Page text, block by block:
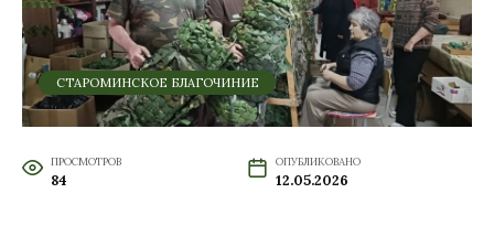
СТАРОМИНСКОЕ БЛАГОЧИНИЕ
ПРОСМОТРОВ
84
ОПУБЛИКОВАНО
12.05.2026